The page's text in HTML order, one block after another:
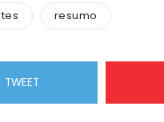
resumo
TWEET